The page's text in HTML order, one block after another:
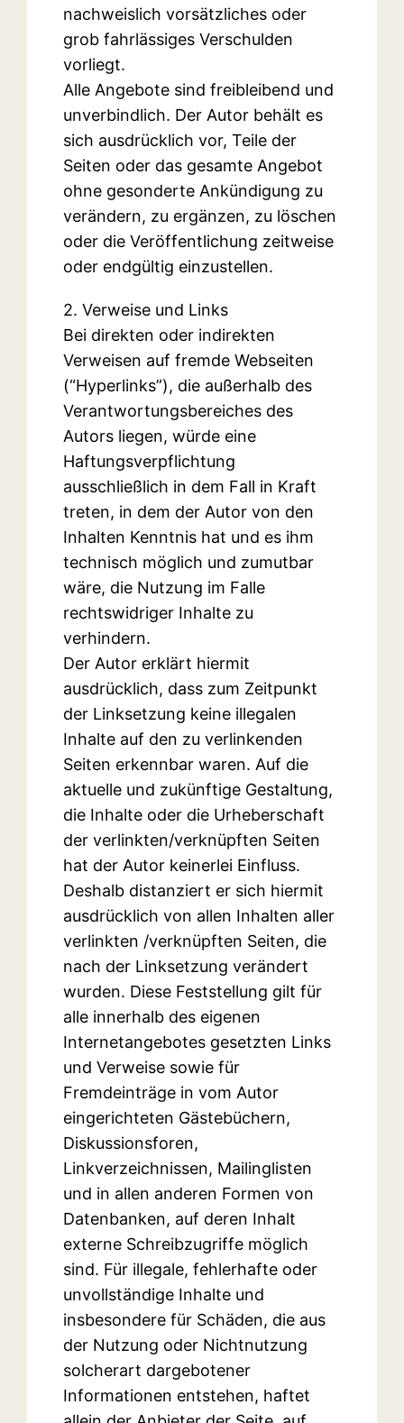
nachweislich vorsätzliches oder
grob fahrlässiges Verschulden
vorliegt.
Alle Angebote sind freibleibend und
unverbindlich. Der Autor behält es
sich ausdrücklich vor, Teile der
Seiten oder das gesamte Angebot
ohne gesonderte Ankündigung zu
verändern, zu ergänzen, zu löschen
oder die Veröffentlichung zeitweise
oder endgültig einzustellen.
2. Verweise und Links
Bei direkten oder indirekten
Verweisen auf fremde Webseiten
(“Hyperlinks”), die außerhalb des
Verantwortungsbereiches des
Autors liegen, würde eine
Haftungsverpflichtung
ausschließlich in dem Fall in Kraft
treten, in dem der Autor von den
Inhalten Kenntnis hat und es ihm
technisch möglich und zumutbar
wäre, die Nutzung im Falle
rechtswidriger Inhalte zu
verhindern.
Der Autor erklärt hiermit
ausdrücklich, dass zum Zeitpunkt
der Linksetzung keine illegalen
Inhalte auf den zu verlinkenden
Seiten erkennbar waren. Auf die
aktuelle und zukünftige Gestaltung,
die Inhalte oder die Urheberschaft
der verlinkten/verknüpften Seiten
hat der Autor keinerlei Einfluss.
Deshalb distanziert er sich hiermit
ausdrücklich von allen Inhalten aller
verlinkten /verknüpften Seiten, die
nach der Linksetzung verändert
wurden. Diese Feststellung gilt für
alle innerhalb des eigenen
Internetangebotes gesetzten Links
und Verweise sowie für
Fremdeinträge in vom Autor
eingerichteten Gästebüchern,
Diskussionsforen,
Linkverzeichnissen, Mailinglisten
und in allen anderen Formen von
Datenbanken, auf deren Inhalt
externe Schreibzugriffe möglich
sind. Für illegale, fehlerhafte oder
unvollständige Inhalte und
insbesondere für Schäden, die aus
der Nutzung oder Nichtnutzung
solcherart dargebotener
Informationen entstehen, haftet